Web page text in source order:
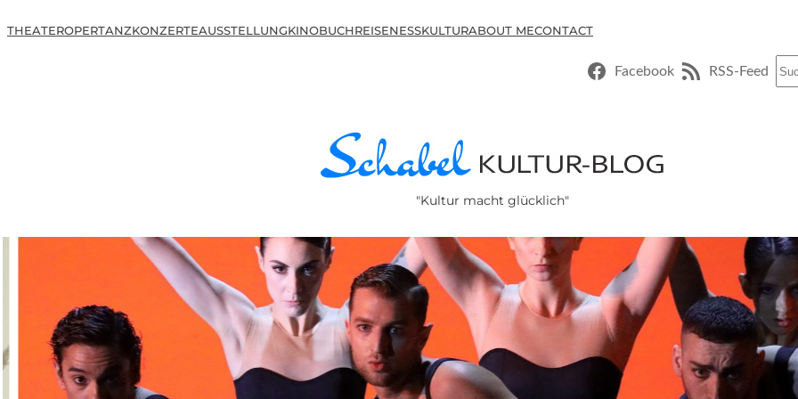
THEATEROPERTANZKONZERTEAUSSTELLUNGKINOBUCHREISENESSKULTURABOUT MECONTACT
Facebook RSS-Feed
"Kultur macht glücklich"